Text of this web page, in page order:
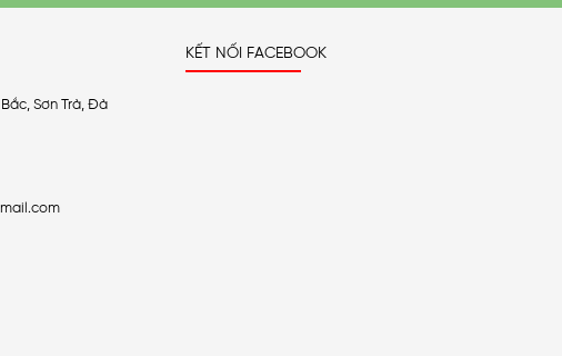
Bắc, Sơn Trà, Đà
KẾT NỐI FACEBOOK